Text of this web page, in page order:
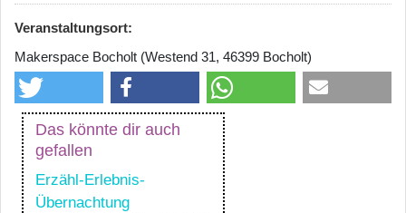
Veranstaltungsort:
Makerspace Bocholt (Westend 31, 46399 Bocholt)
Das könnte dir auch
gefallen
Erzähl-Erlebnis-
Übernachtung